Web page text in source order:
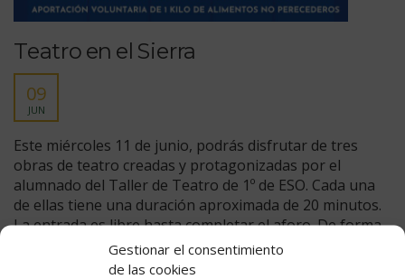
Gestionar el consentimiento
de las cookies
Teatro en el Sierra
09
JUN
Este miércoles 11 de junio, podrás disfrutar de tres
obras de teatro creadas y protagonizadas por el
alumnado del Taller de Teatro de 1º de ESO. Cada una
de ellas tiene una duración aproximada de 20 minutos.
La entrada es libre hasta completar el aforo. De forma
voluntaria, como entrada puedes aportar alimentos no
perecederos [...]